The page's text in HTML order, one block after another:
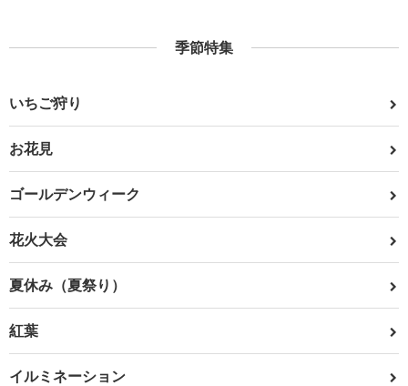
季節特集
いちご狩り
お花見
ゴールデンウィーク
花火大会
夏休み（夏祭り）
紅葉
イルミネーション